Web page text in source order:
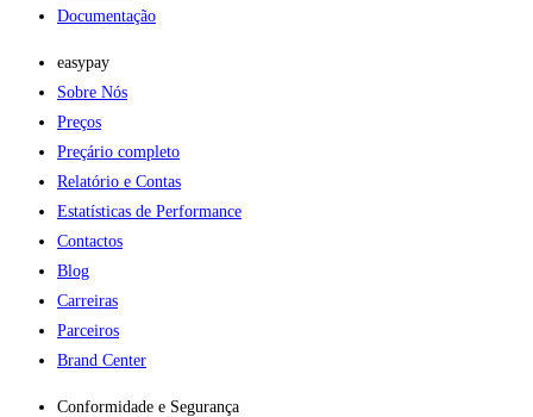
Documentação
easypay
Sobre Nós
Preços
Preçário completo
Relatório e Contas
Estatísticas de Performance
Contactos
Blog
Carreiras
Parceiros
Brand Center
Conformidade e Segurança